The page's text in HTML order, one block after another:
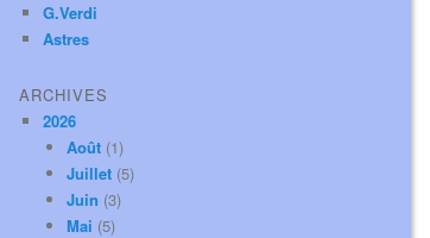
G.Verdi
Astres
ARCHIVES
2026
Août (1)
Juillet (5)
Juin (3)
Mai (5)